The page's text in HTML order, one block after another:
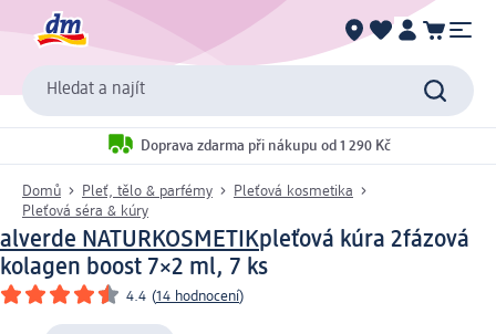
Hledat a najít
Doprava zdarma při nákupu od 1 290 Kč
Domů Pleť, tělo & parfémy
Pleťová kosmetika
Pleťová séra & kúry
alverde NATURKOSMETIKpleťová kúra 2fázová
kolagen boost 7×2 ml, 7 ks
4.4 (14 hodnocení)